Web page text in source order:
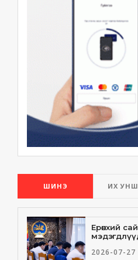
ШИНЭ ИХ
Ерөнхий
2026-07-